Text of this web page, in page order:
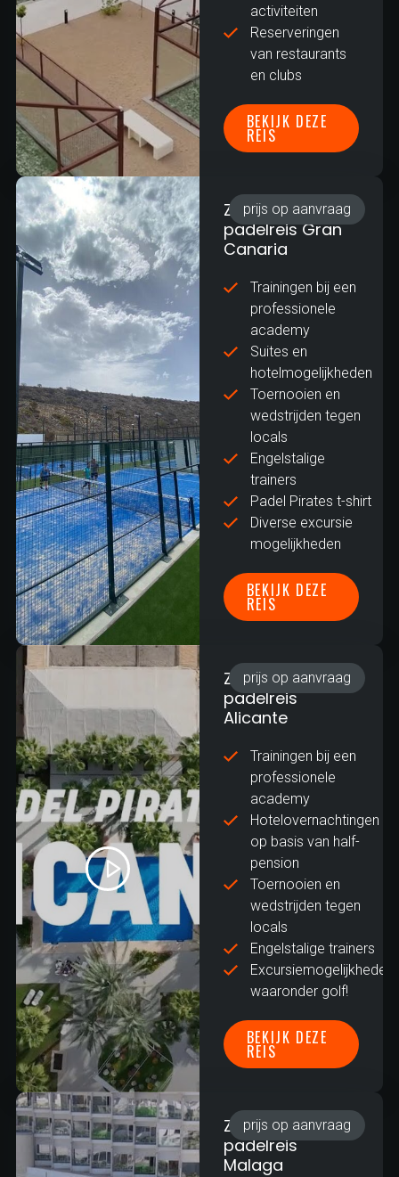
activiteiten
Reserveringen
van restaurants
en clubs
BEKIJK DEZE
REIS
prijs op aanvraag
Zakelijke
padelreis Gran
Canaria
Trainingen bij een
professionele
academy
Suites en
hotelmogelijkheden
Toernooien en
wedstrijden tegen
locals
Engelstalige
trainers
Padel Pirates t-shirt
Diverse excursie
mogelijkheden
BEKIJK DEZE
REIS
prijs op aanvraag
Zakelijke
padelreis
Alicante
Trainingen bij een
professionele
academy
Hotelovernachtingen
op basis van half-
pension
Toernooien en
wedstrijden tegen
locals
Engelstalige trainers
Excursiemogelijkheden,
waaronder golf!
BEKIJK DEZE
REIS
prijs op aanvraag
Zakelijke
padelreis
Malaga